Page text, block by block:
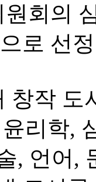
회의
로 선
창작 도
리학,
, 언어,